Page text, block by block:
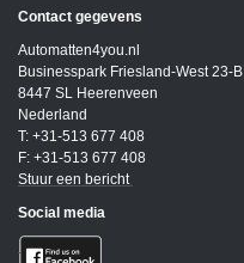
Contact gegevens
Automatten4you.nl
Businesspark Friesland-West 23-B
8447 SL Heerenveen
Nederland
T: +31-513 677 408
F: +31-513 677 408
Stuur een bericht
Social media